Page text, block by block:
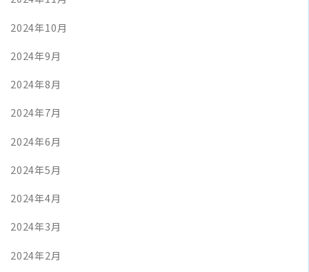
2024年10月
2024年9月
2024年8月
2024年7月
2024年6月
2024年5月
2024年4月
2024年3月
2024年2月